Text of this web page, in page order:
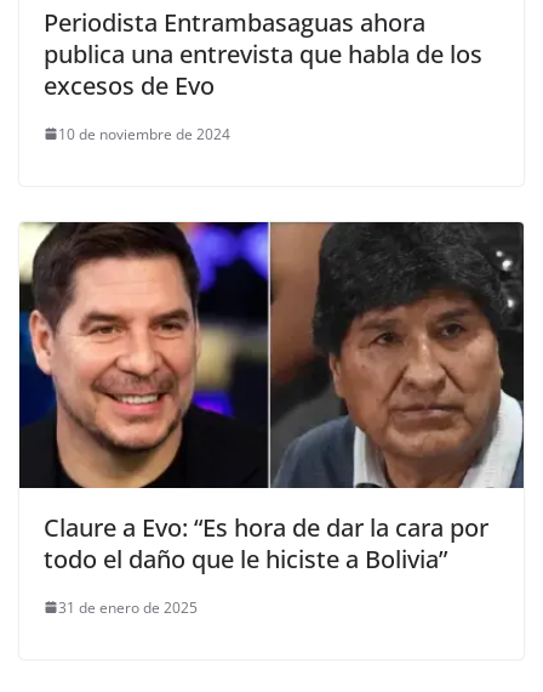
Periodista Entrambasaguas ahora
publica una entrevista que habla de los
excesos de Evo
10 de noviembre de 2024
Claure a Evo: “Es hora de dar la cara por
todo el daño que le hiciste a Bolivia”
31 de enero de 2025